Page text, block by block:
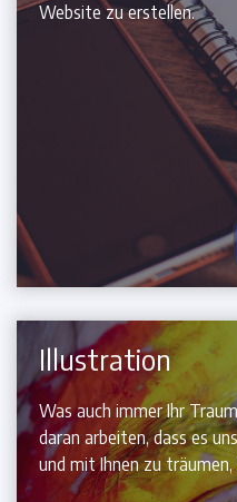
Website zu erstellen.
Illustration
Was auch immer Ihr
daran arbeiten, dass es
und mit Ihnen zu